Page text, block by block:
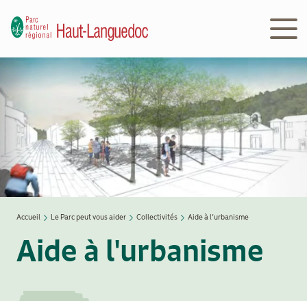
contenu
principal
Navigation
principale
Le
Parc
en
Le
d'Ariane
Accueil Le Parc peut vous aider Collectivités Aide à l’urbanisme
Aide à l'urbanisme